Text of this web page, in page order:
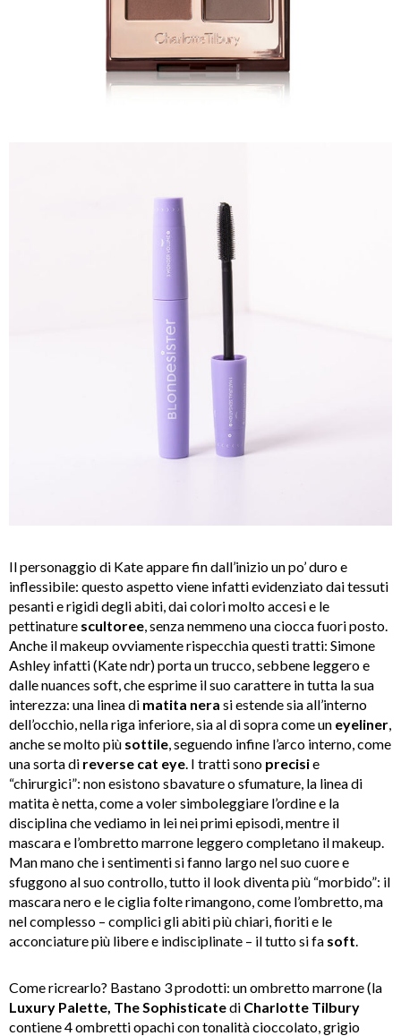
Il personaggio di Kate appare fin dall’inizio un po’ duro e
inflessibile: questo aspetto viene infatti evidenziato dai tessuti
pesanti e rigidi degli abiti, dai colori molto accesi e le
pettinature scultoree, senza nemmeno una ciocca fuori posto.
Anche il makeup ovviamente rispecchia questi tratti: Simone
Ashley infatti (Kate ndr) porta un trucco, sebbene leggero e
dalle nuances soft, che esprime il suo carattere in tutta la sua
interezza: una linea di matita nera si estende sia all’interno
dell’occhio, nella riga inferiore, sia al di sopra come un eyeliner,
anche se molto più sottile, seguendo infine l’arco interno, come
una sorta di reverse cat eye. I tratti sono precisie
“chirurgici”: non esistono sbavature o sfumature, la linea di
matita è netta, come a voler simboleggiare l’ordine e la
disciplina che vediamo in lei nei primi episodi, mentre il
mascara e l’ombretto marrone leggero completano il makeup.
Man mano che i sentimenti si fanno largo nel suo cuore e
sfuggono al suo controllo, tutto il look diventa più “morbido”: il
mascara nero e le ciglia folte rimangono, come l’ombretto, ma
nel complesso – complici gli abiti più chiari, fioriti e le
acconciature più libere e indisciplinate – il tutto si fa soft.
Come ricrearlo? Bastano 3 prodotti: un ombretto marrone (la
Luxury Palette, The Sophisticatedi Charlotte Tilbury
contiene 4 ombretti opachi con tonalità cioccolato, grigio